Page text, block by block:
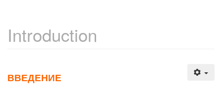
Introduction
ВВЕДЕНИЕ